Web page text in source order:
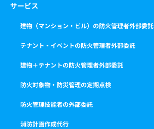
サービス
建物（マンション・ビル）の防火管理者外部委託
テナント・イベントの防火管理者外部委託
建物＋テナントの防火管理者外部委託
防火対象物・防災管理の定期点検
防火管理技能者の外部委託
消防計画作成代行